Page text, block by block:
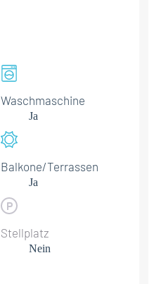
Waschmaschine
Ja
Balkone/Terrassen
Ja
Stellplatz
Nein